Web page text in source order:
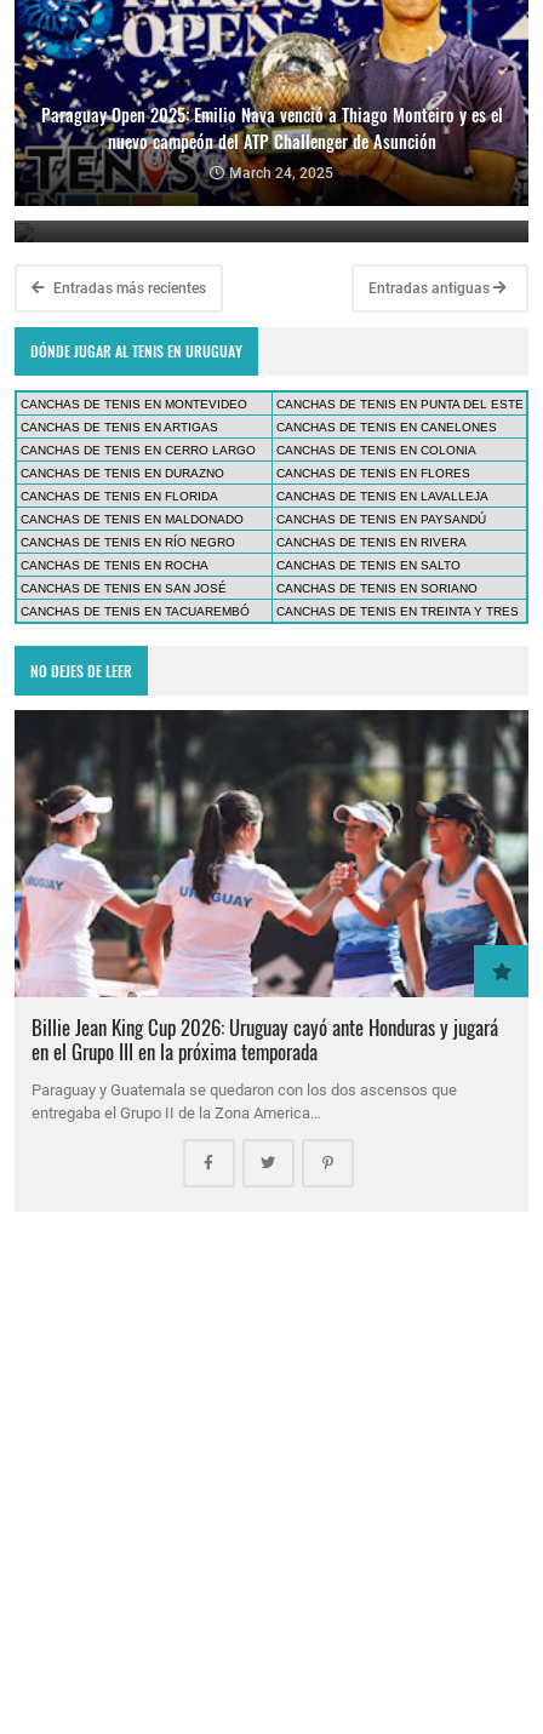
Paraguay Open 2025: Emilio Nava venció a Thiago Monteiro y es el
nuevo campeón del ATP Challenger de Asunción
March 24, 2025
Paraguay Open 2025: Thiago Monteiro vs. Emilio Nava por el título
en el ATP Challenger de Asunción
March 23, 2025
Entradas más recientes Entradas antiguas
DÓNDE JUGAR AL TENIS EN URUGUAY
CANCHAS DE TENIS EN MONTEVIDEO
CANCHAS DE TENIS EN PUNTA DEL ESTE
CANCHAS DE TENIS EN ARTIGAS
CANCHAS DE TENIS EN CANELONES
CANCHAS DE TENIS EN CERRO LARGO
CANCHAS DE TENIS EN COLONIA
CANCHAS DE TENIS EN DURAZNO
CANCHAS DE TENIS EN FLORES
CANCHAS DE TENIS EN FLORIDA
CANCHAS DE TENIS EN LAVALLEJA
CANCHAS DE TENIS EN MALDONADO
CANCHAS DE TENIS EN PAYSANDÚ
CANCHAS DE TENIS EN RÍO NEGRO
CANCHAS DE TENIS EN RIVERA
CANCHAS DE TENIS EN ROCHA
CANCHAS DE TENIS EN SALTO
CANCHAS DE TENIS EN SAN JOSÉ
CANCHAS DE TENIS EN SORIANO
CANCHAS DE TENIS EN TACUAREMBÓ
CANCHAS DE TENIS EN TREINTA Y TRES
NO DEJES DE LEER
Billie Jean King Cup 2026: Uruguay cayó ante Honduras y jugará
en el Grupo III en la próxima temporada
Paraguay y Guatemala se quedaron con los dos ascensos que
entregaba el Grupo II de la Zona America…